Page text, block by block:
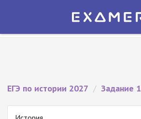
Экзамер — ЕГЭ 2027
ЕГЭ по истории 2027 / Задание 1